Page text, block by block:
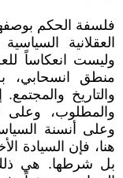
فلسفة الحكم
العقلانية
وليست انعكاساً
منطق
والتاريخ
والمطلوب، وعلى
وعلى أنسنة
هنا، فإن السيادة
بل شرطها. هي ذلك